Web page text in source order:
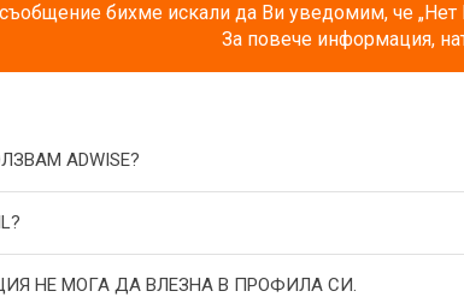
бихме искали да Ви уведомим, че
За повече информация,
ADWISE?
НЕ МОГА ДА ВЛЕЗНА В ПРОФИЛА СИ.